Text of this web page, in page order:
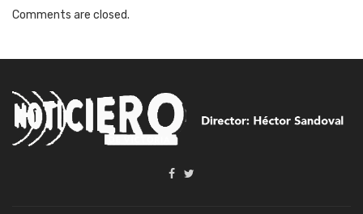
Comments are closed.